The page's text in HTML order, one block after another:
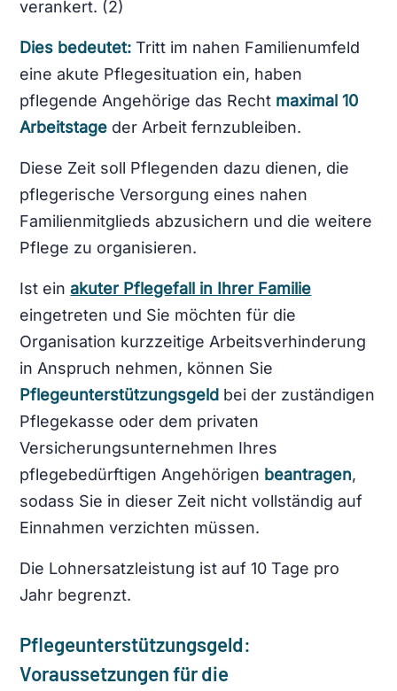
verankert. (2)
Dies bedeutet: Tritt im nahen Familienumfeld
eine akute Pflegesituation ein, haben
pflegende Angehörige das Recht maximal 10
Arbeitstage der Arbeit fernzubleiben.
Diese Zeit soll Pflegenden dazu dienen, die
pflegerische Versorgung eines nahen
Familienmitglieds abzusichern und die weitere
Pflege zu organisieren.
Ist einakuter Pflegefall in Ihrer Familie
eingetreten und Sie möchten für die
Organisation kurzzeitige Arbeitsverhinderung
in Anspruch nehmen, können Sie
Pflegeunterstützungsgeld bei der zuständigen
Pflegekasse oder dem privaten
Versicherungsunternehmen Ihres
pflegebedürftigen Angehörigen beantragen,
sodass Sie in dieser Zeit nicht vollständig auf
Einnahmen verzichten müssen.
Die Lohnersatzleistung ist auf 10 Tage pro
Jahr begrenzt.
Pflegeunterstützungsgeld:
Voraussetzungen für die